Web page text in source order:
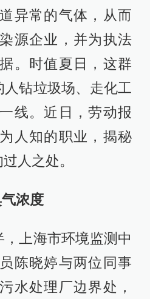
异常的气体，从而
源企业，并为执法
。时值夏日，这群
人钻垃圾场、走化工
线。近日，劳动报
人知的职业，揭秘
人之处。
浓度
上海市环境监测中
陈晓婷与两位同事
水处理厂边界处，